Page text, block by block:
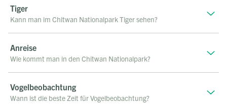
Tiger
Kann man im Chitwan Nationalpark Tiger sehen?
Anreise
Wie kommt man in den Chitwan Nationalpark?
Vogelbeobachtung
Wann ist die beste Zeit für Vogelbeobachtung?